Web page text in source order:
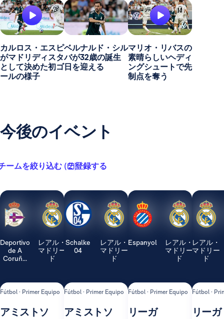
カルロス・エスピ
がマドリディスタ
として決めた初ゴ
ールの様子
ベルナルド・シル
バが32歳の誕生
日を迎える
マリオ・リバスの
素晴らしいヘディ
ングシュートで先
制点を奪う
今後のイベント
ームを絞り込む ( 2 )登録する
Deportivo
de A
Coruñ...
レアル・
マドリー
ド
Fútbol · Primer Equipo
アミストソ
Schalke
04
レアル・
マドリー
ド
Fútbol · Primer Equipo
アミストソ
Espanyol
レアル・
マドリー
ド
Fútbol · Primer Equipo
リーガ
レアル・
マドリー
ド
Fútbol ·
リーガ